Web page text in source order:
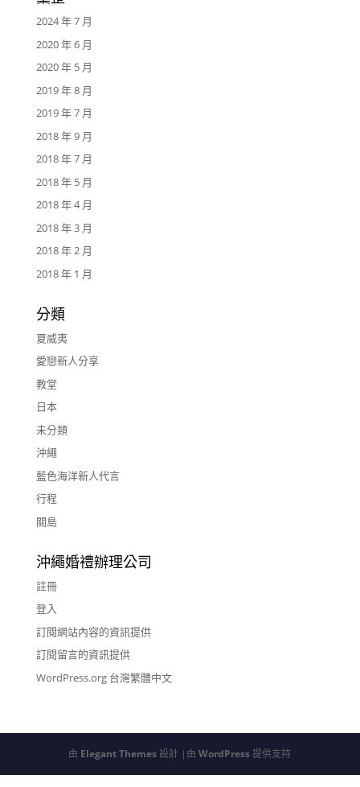
2024 年 7 月
2020 年 6 月
2020 年 5 月
2019 年 8 月
2019 年 7 月
2018 年 9 月
2018 年 7 月
2018 年 5 月
2018 年 4 月
2018 年 3 月
2018 年 2 月
2018 年 1 月
分類
夏威夷
愛戀新人分享
教堂
日本
未分類
沖繩
藍色海洋新人代言
行程
關島
沖繩婚禮辦理公司
註冊
登入
訂閱網站內容的資訊提供
訂閱留言的資訊提供
WordPress.org 台灣繁體中文
由 Elegant Themes設計 |由WordPress提供支持